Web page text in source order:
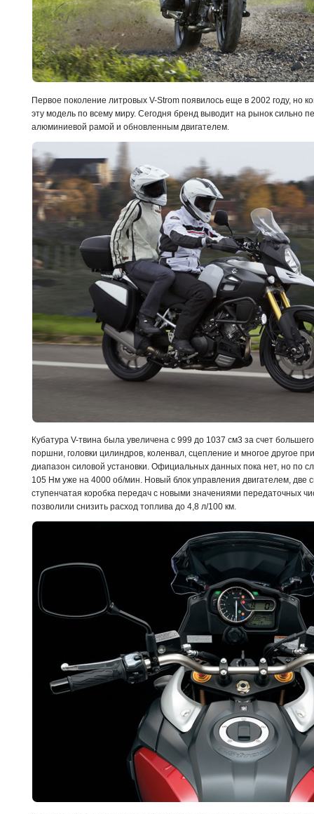
Первое поколение литровых V-Strom появилось еще в 2002 году, но
эту модель по всему миру. Сегодня бренд выводит на рынок сильно
алюминиевой рамой и обновленным двигателем.
Кубатура V-твина была увеличена с 999 до 1037 см3 за счет
поршни, головки цилиндров, коленвал, сцепление и многое другое
диапазон силовой установки. Официальных данных пока нет, но по
105 Нм уже на 4000 об/мин. Новый блок управления двигателем, две
ступенчатая коробка передач с новыми значениями передаточных
позволили снизить расход топлива до 4,8 л/100 км.